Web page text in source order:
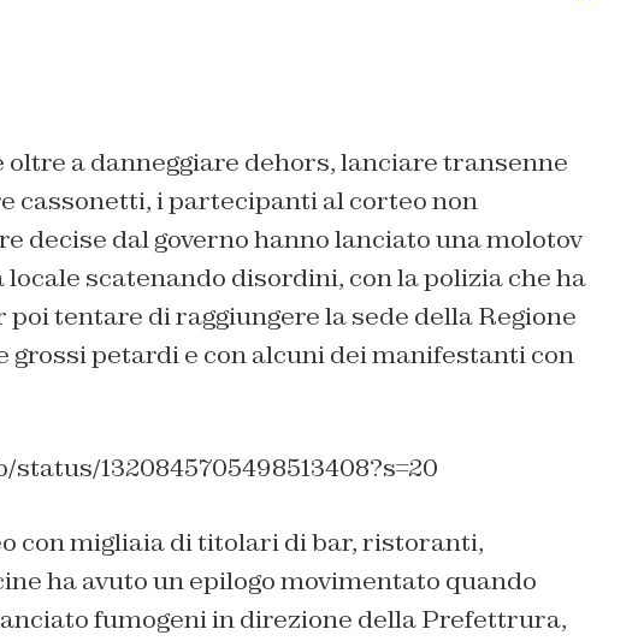
oltre a danneggiare dehors, lanciare transenne
cassonetti, i partecipanti al corteo non
decise dal governo hanno lanciato una molotov
locale scatenando disordini, con la polizia che ha
tentare di raggiungere la sede della Regione
grossi petardi e con alcuni dei manifestanti con
1320845705498513408?s=20
con migliaia di titolari di bar, ristoranti,
ha avuto un epilogo movimentato quando
fumogeni in direzione della Prefettrura,